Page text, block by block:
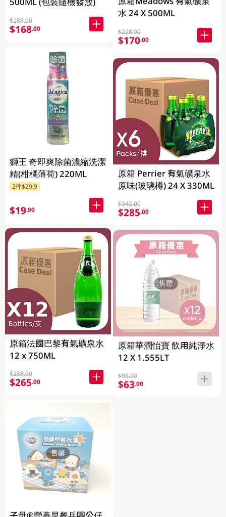
$288.00
$168.00
獅王 奇即爽除菌濃縮洗潔
精(柑橘薄荷) 220ML
2件$29.9
$19.90
原箱法國巴黎有氣礦泉水
12 x 750ML
$288.00
$265.00
售罄
水 24 X 500ML
$228.00
$170.00
原箱 Perrier 有氣礦泉水
原味(玻璃樽) 24 X 330ML
$342.00
$285.00
售罄
原箱華潤怡寶 飲用純淨水
12 X 1.555LT
$96.00
$63.00